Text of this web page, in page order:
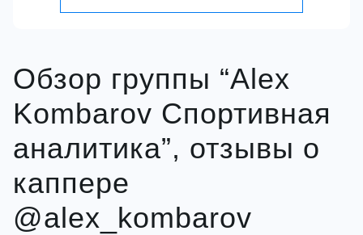
Обзор группы “Alex
Kombarov Спортивная
аналитика”, отзывы о
каппере
@alex_kombarov